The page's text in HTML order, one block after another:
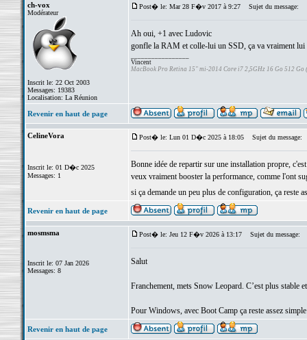
ch-vox
Modérateur
Inscrit le: 22 Oct 2003
Messages: 19383
Localisation: La Réunion
Post� le: Mar 28 F�v 2017 à 9:27 Sujet du message:
Ah oui, +1 avec Ludovic
gonfle la RAM et colle-lui un SSD, ça va vraiment
Vincent
MacBook Pro Retina 15" mi-2014 Core i7 2,5GHz 16 Go 512 Go
Revenir en haut de page
CelineVora
Inscrit le: 01 D�c 2025
Messages: 1
Post� le: Lun 01 D�c 2025 à 18:05 Sujet du message:
Bonne idée de repartir sur une installation propre,
veux vraiment booster la performance, comme l'ont
si ça demande un peu plus de configuration, ça reste
Revenir en haut de page
mosmsma
Inscrit le: 07 Jan 2026
Messages: 8
Post� le: Jeu 12 F�v 2026 à 13:17 Sujet du message:
Salut
Franchement, mets Snow Leopard. C’est plus stable
Pour Windows, avec Boot Camp ça reste assez
Revenir en haut de page